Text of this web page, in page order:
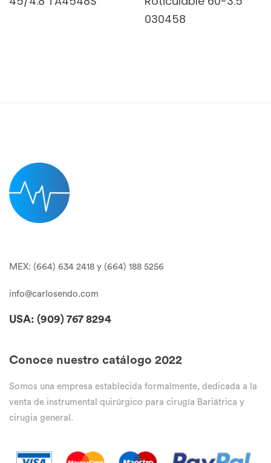
030458
MEX: (664) 634 2418 y (664) 188 5256
info@carlosendo.com
USA: (909) 767 8294
Conoce nuestro catálogo 2022
Somos una empresa establecida formalmente, dedicada a la
venta de instrumental quirúrgico para cirugía Bariátrica y
cirugia general.